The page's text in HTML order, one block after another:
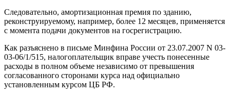
Следовательно, амортизационная премия по зданию,
реконструируемому, например, более 12 месяцев, применяется
с момента подачи документов на госрегистрацию.
Как разъяснено в письме Минфина России от 23.07.2007 N 03-
03-06/1/515, налогоплательщик вправе учесть понесенные
расходы в полном объеме независимо от превышения
согласованного сторонами курса над официально
установленным курсом ЦБ РФ.